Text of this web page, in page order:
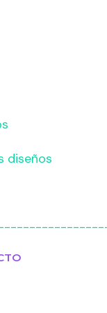
diseños